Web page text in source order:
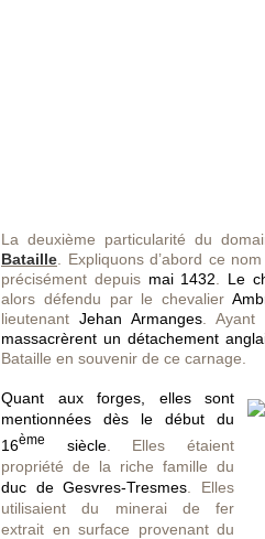
La deuxième particularité du
Bataille . Expliquons d’abord ce
précisément depuis mai 1432 Le
alors défendu par le chevalier
lieutenant Jehan Armanges. Ayant
massacrèrent un détachement
Bataille en souvenir de ce carnage.
Quant aux forges, elles sont
mentionnées dès le début du
16ème siècle. Elles étaient
propriété de la riche famille du
duc de Gesvres-Tresmes . Elles
utilisaient du minerai de fer
extrait en surface provenant du